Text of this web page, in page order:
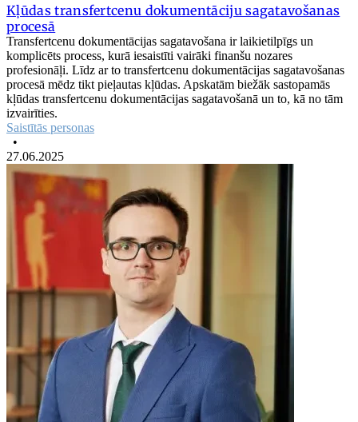
Kļūdas transfertcenu dokumentāciju sagatavošanas
procesā
Transfertcenu dokumentācijas sagatavošana ir laikietilpīgs un
komplicēts process, kurā iesaistīti vairāki finanšu nozares
profesionāļi. Līdz ar to transfertcenu dokumentācijas sagatavošanas
procesā mēdz tikt pieļautas kļūdas. Apskatām biežāk sastopamās
kļūdas transfertcenu dokumentācijas sagatavošanā un to, kā no tām
izvairīties.
Saistītās personas
•
27.06.2025